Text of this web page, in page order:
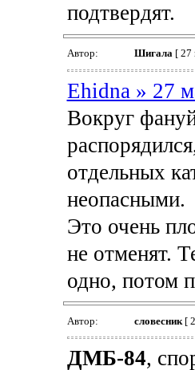
подтвердят.
Автор: Шигала[ 27
Ehidna » 27
Вокруг
отдельных
неопасными.
Это очень
не отменят.
одно, потом
Автор: словесник[
ДМБ-84,